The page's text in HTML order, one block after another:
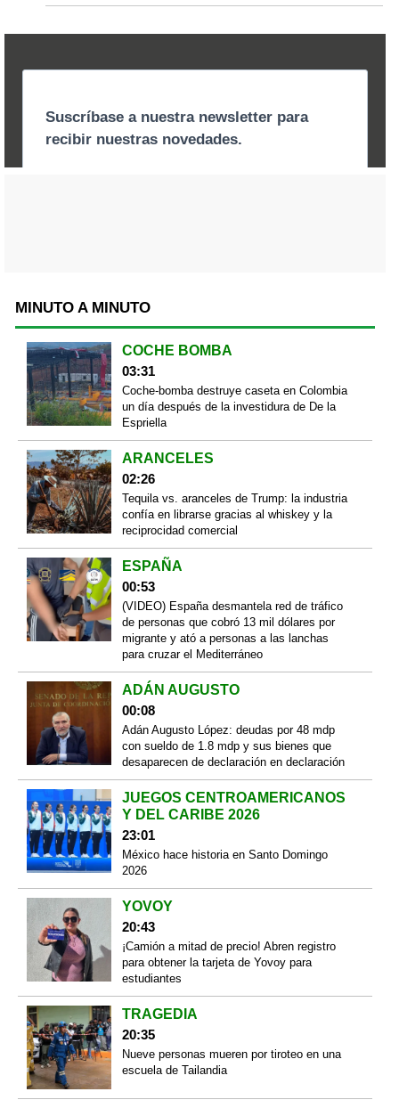
MINUTO A MINUTO
COCHE BOMBA
03:31
Coche-bomba destruye caseta en Colombia
un día después de la investidura de De la
Espriella
ARANCELES
02:26
Tequila vs. aranceles de Trump: la industria
confía en librarse gracias al whiskey y la
reciprocidad comercial
ESPAÑA
00:53
(VIDEO) España desmantela red de tráfico
de personas que cobró 13 mil dólares por
migrante y ató a personas a las lanchas
para cruzar el Mediterráneo
ADÁN AUGUSTO
00:08
Adán Augusto López: deudas por 48 mdp
con sueldo de 1.8 mdp y sus bienes que
desaparecen de declaración en declaración
JUEGOS CENTROAMERICANOS
Y DEL CARIBE 2026
23:01
México hace historia en Santo Domingo
2026
YOVOY
20:43
¡Camión a mitad de precio! Abren registro
para obtener la tarjeta de Yovoy para
estudiantes
TRAGEDIA
20:35
Nueve personas mueren por tiroteo en una
escuela de Tailandia